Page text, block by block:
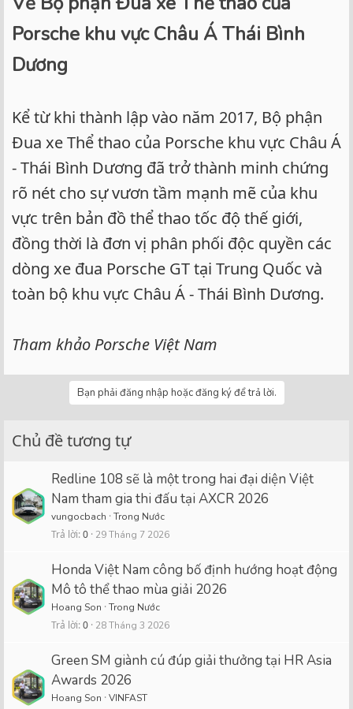
Porsche khu vực Châu Á Thái Bình
Dương
Kể từ khi thành lập vào năm 2017, Bộ phận
Đua xe Thể thao của Porsche khu vực Châu Á
- Thái Bình Dương đã trở thành minh chứng
rõ nét cho sự vươn tầm mạnh mẽ của khu
vực trên bản đồ thể thao tốc độ thế giới,
đồng thời là đơn vị phân phối độc quyền các
dòng xe đua Porsche GT tại Trung Quốc và
toàn bộ khu vực Châu Á - Thái Bình Dương.
Tham khảo Porsche Việt Nam
Bạn phải đăng nhập hoặc đăng ký để trả lời.
Chủ đề tương tự
Redline 108 sẽ là một trong hai đại diện Việt
Nam tham gia thi đấu tại AXCR 2026
vungocbach Trong Nước
Trả lời 0 29 Tháng 7 2026
Honda Việt Nam công bố định hướng hoạt động
Mô tô thể thao mùa giải 2026
Hoang Son Trong Nước
Trả lời 0 28 Tháng 3 2026
Green SM giành cú đúp giải thưởng tại HR Asia
Awards 2026
Hoang Son VINFAST